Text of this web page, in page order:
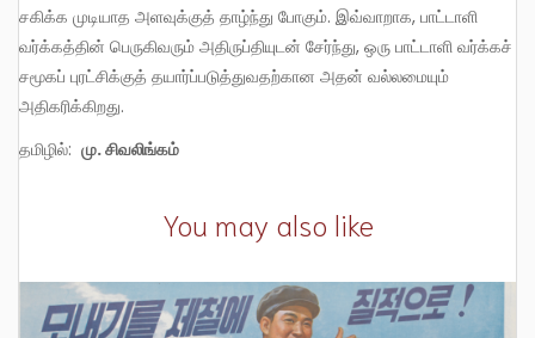
சகிக்க முடியாத அளவுக்குத் தாழ்ந்து போகும். இவ்வாறாக, பாட்டாளி
வர்க்கத்தின் பெருகிவரும் அதிருப்தியுடன் சேர்ந்து, ஒரு பாட்டாளி வர்க்கச்
சமூகப் புரட்சிக்குத் தயார்ப்படுத்துவதற்கான அதன் வல்லமையும்
அதிகரிக்கிறது.
தமிழில்: மு. சிவலிங்கம்
You may also like